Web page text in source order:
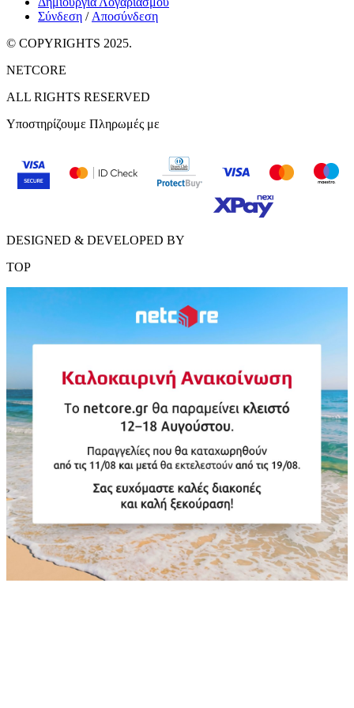
Σύνδεση / Αποσύνδεση
© COPYRIGHTS 2025.
NETCORE
ALL RIGHTS RESERVED
Υποστηρίζουμε Πληρωμές με
DESIGNED & DEVELOPED BY
TOP